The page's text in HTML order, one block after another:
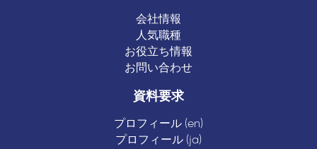
会社情報
人気職種
お役立ち情報
お問い合わせ
資料要求
プロフィール (en)
プロフィール (ja)